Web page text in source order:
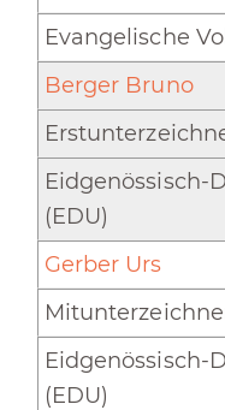
Evangelische
Berger Bruno
Eidgenössisch-
(EDU)
Gerber Urs
Eidgenössisch-
(EDU)